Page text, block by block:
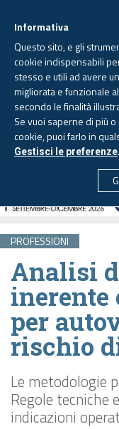
Lunedì, 10
PROFESSIONI
Analisi
per
rischio
Le metodologie
Regole tecniche
indicazioni
Informativa
Questo sito, e gli
cookie indispensabili
stesso e utili ad avere
migliorata e funzionale
secondo le finalità
Se vuoi saperne di più
cookie, puoi farlo in
Gestisci le preferenze.